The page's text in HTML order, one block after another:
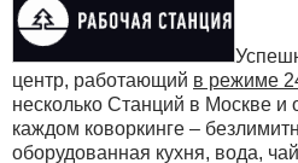
центр, работающий в режиме
несколько Станций в Москве и
каждом коворкинге –
оборудованная кухня, вода,